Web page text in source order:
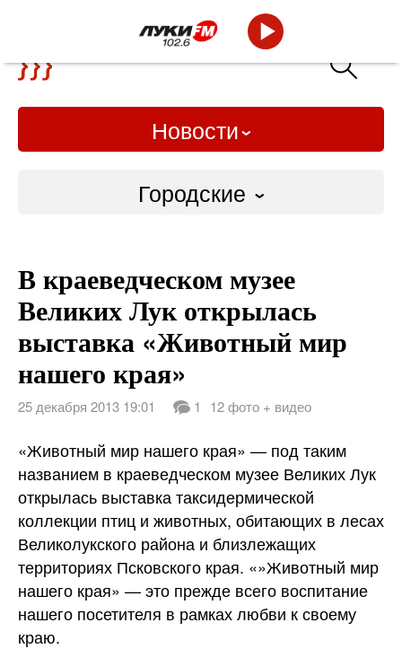
Новости
Городские
Слово Дело
Народные
ВТРК
В краеведческом музее
Великих Лук открылась
выставка «Животный мир
нашего края»
25 декабря 2013 19:01 1 12 фото + видео
«Животный мир нашего края» — под таким
названием в краеведческом музее Великих Лук
открылась выставка таксидермической
коллекции птиц и животных, обитающих в лесах
Великолукского района и близлежащих
территориях Псковского края. «»Животный мир
нашего края» — это прежде всего воспитание
нашего посетителя в рамках любви к своему
краю.